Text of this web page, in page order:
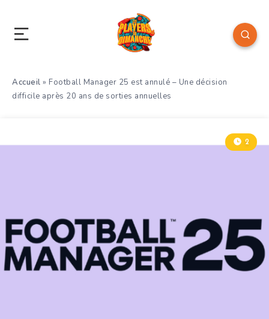
Accueil » Football Manager 25 est annulé – Une décision
difficile après 20 ans de sorties annuelles
2